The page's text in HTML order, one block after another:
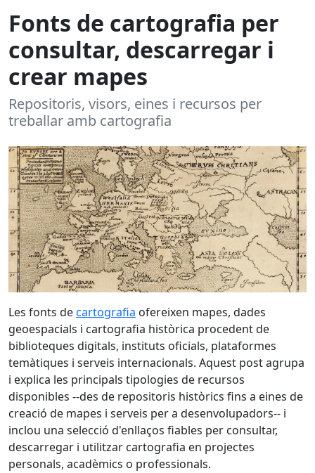
Fonts de cartografia per
consultar, descarregar i
crear mapes
Repositoris, visors, eines i recursos per
treballar amb cartografia
Les fonts decartografia ofereixen mapes, dades
geoespacials i cartografia històrica procedent de
biblioteques digitals, instituts oficials, plataformes
temàtiques i serveis internacionals. Aquest post agrupa
i explica les principals tipologies de recursos
disponibles --des de repositoris històrics fins a eines de
creació de mapes i serveis per a desenvolupadors-- i
inclou una selecció d'enllaços fiables per consultar,
descarregar i utilitzar cartografia en projectes
personals, acadèmics o professionals.